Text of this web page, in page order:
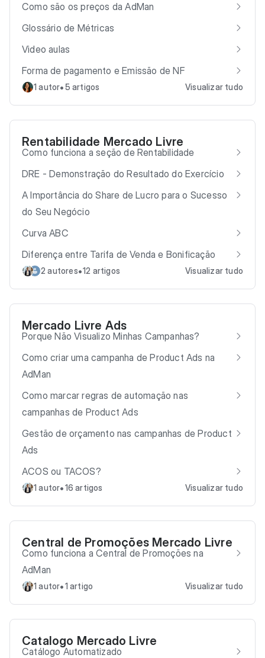
Como são os preços da AdMan
Glossário de Métricas
Video aulas
Forma de pagamento e Emissão de NF
1 autor•5 artigos Visualizar tudo
Rentabilidade Mercado Livre
Como funciona a seção de Rentabilidade
DRE - Demonstração do Resultado do Exercício
A Importância do Share de Lucro para o Sucesso
do Seu Negócio
Curva ABC
Diferença entre Tarifa de Venda e Bonificação
2 autores•12 artigos Visualizar tudo
Mercado Livre Ads
Porque Não Visualizo Minhas Campanhas?
Como criar uma campanha de Product Ads na
AdMan
Como marcar regras de automação nas
campanhas de Product Ads
Gestão de orçamento nas campanhas de Product
Ads
ACOS ou TACOS?
1 autor•16 artigos Visualizar tudo
Central de Promoções Mercado Livre
Como funciona a Central de Promoções na
AdMan
1 autor•1 artigo Visualizar tudo
Catalogo Mercado Livre
Catálogo Automatizado